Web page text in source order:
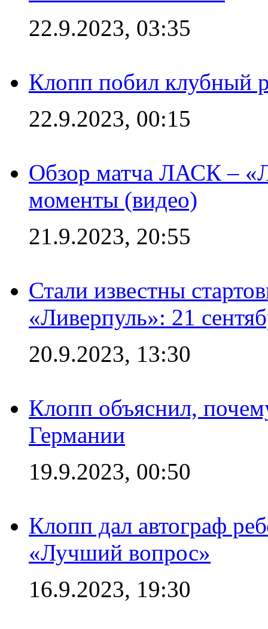
22.9.2023, 03:35
Клопп побил клубный
22.9.2023, 00:15
Обзор матча ЛАСК –
моменты (видео)
21.9.2023, 20:55
Стали известны
«Ливерпуль»: 21
20.9.2023, 13:30
Клопп объяснил,
Германии
19.9.2023, 00:50
Клопп дал автограф
«Лучший вопрос»
16.9.2023, 19:30